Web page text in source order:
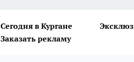
Сегодня в Кургане
Заказать рекламу